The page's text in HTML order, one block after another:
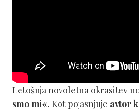
Letošnja novoletna okrasitev
smo mi«. Kot pojasnjuje avtor